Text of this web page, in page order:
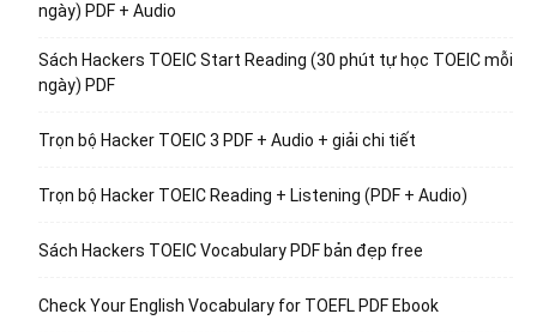
ngày) PDF + Audio
Sách Hackers TOEIC Start Reading (30 phút tự học TOEIC mỗi
ngày) PDF
Trọn bộ Hacker TOEIC 3 PDF + Audio + giải chi tiết
Trọn bộ Hacker TOEIC Reading + Listening (PDF + Audio)
Sách Hackers TOEIC Vocabulary PDF bản đẹp free
Check Your English Vocabulary for TOEFL PDF Ebook